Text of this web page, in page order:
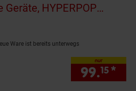
Geräte, HYPERPOP
Ware ist bereits unterwegs
nur
99.15 *